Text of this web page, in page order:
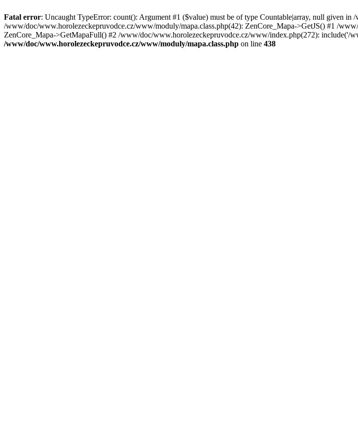
Fatal error: Uncaught TypeError: count(): Argument #1 ($value) must be of type Countable|array, null given
/www/doc/www.horolezeckepruvodce.cz/www/moduly/mapa.class.php(42): ZenCore_Mapa->GetJS() #1 /
ZenCore_Mapa->GetMapaFull() #2 /www/doc/www.horolezeckepruvodce.cz/www/index.php(272):
/www/doc/www.horolezeckepruvodce.cz/www/moduly/mapa.class.php on line 438